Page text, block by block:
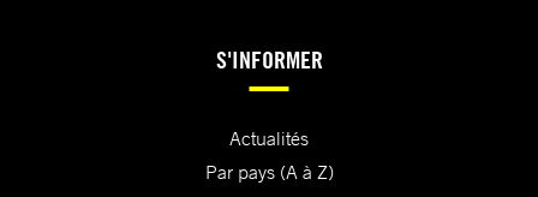
S'INFORMER
Actualités
Par pays (A à Z)